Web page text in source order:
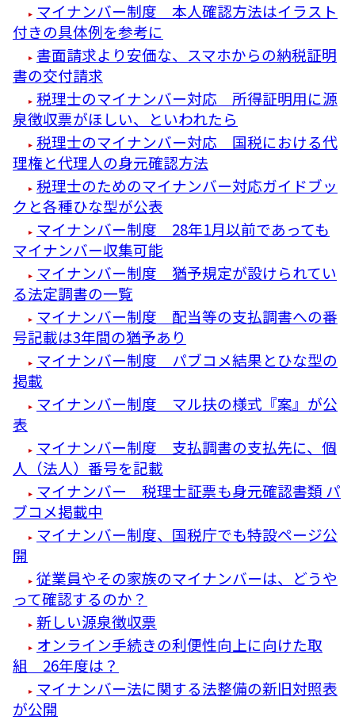
マイナンバー制度 本人確認方法はイラスト
付きの具体例を参考に
書面請求より安価な、スマホからの納税証明
書の交付請求
税理士のマイナンバー対応 所得証明用に源
泉徴収票がほしい、といわれたら
税理士のマイナンバー対応 国税における代
理権と代理人の身元確認方法
税理士のためのマイナンバー対応ガイドブッ
クと各種ひな型が公表
マイナンバー制度 28年1月以前であっても
マイナンバー収集可能
マイナンバー制度 猶予規定が設けられてい
る法定調書の一覧
マイナンバー制度 配当等の支払調書への番
号記載は3年間の猶予あり
マイナンバー制度 パブコメ結果とひな型の
掲載
マイナンバー制度 マル扶の様式『案』が公
表
マイナンバー制度 支払調書の支払先に、個
人（法人）番号を記載
マイナンバー 税理士証票も身元確認書類 パ
ブコメ掲載中
マイナンバー制度、国税庁でも特設ページ公
開
従業員やその家族のマイナンバーは、どうや
って確認するのか？
新しい源泉徴収票
オンライン手続きの利便性向上に向けた取
組 26年度は？
マイナンバー法に関する法整備の新旧対照表
が公開